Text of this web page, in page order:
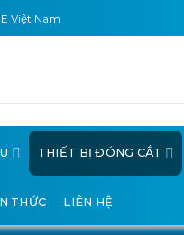
Việt Nam
THIẾT BỊ ĐÓNG CẮT
THỨC LIÊN HỆ